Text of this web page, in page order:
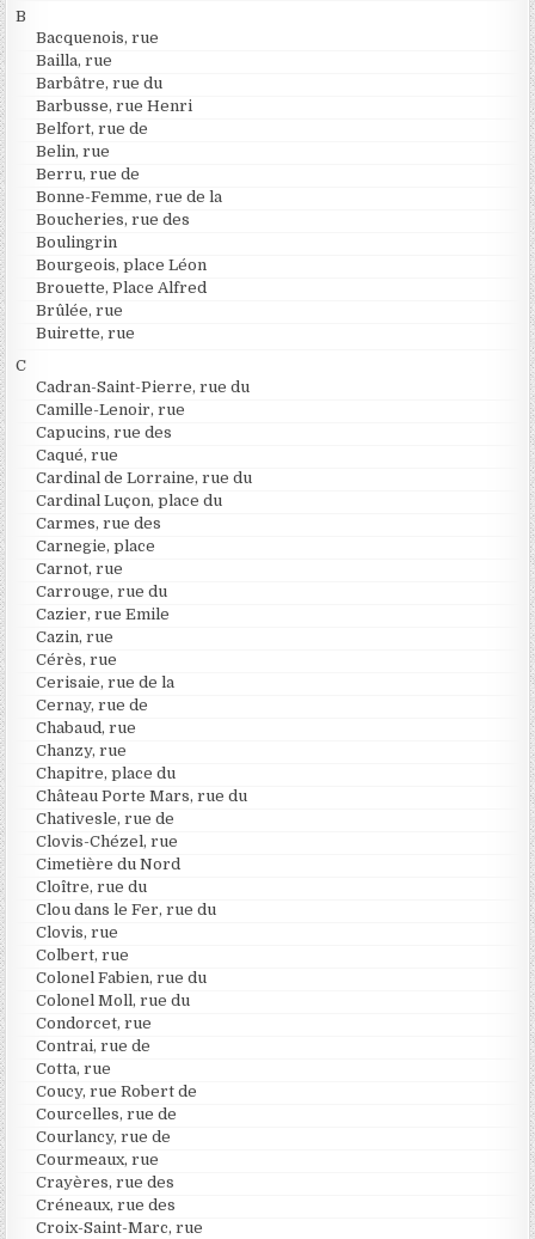
B
Bacquenois, rue
Bailla, rue
Barbâtre, rue du
Barbusse, rue Henri
Belfort, rue de
Belin, rue
Berru, rue de
Bonne-Femme, rue de la
Boucheries, rue des
Boulingrin
Bourgeois, place Léon
Brouette, Place Alfred
Brûlée, rue
Buirette, rue
C
Cadran-Saint-Pierre, rue du
Camille-Lenoir, rue
Capucins, rue des
Caqué, rue
Cardinal de Lorraine, rue du
Cardinal Luçon, place du
Carmes, rue des
Carnegie, place
Carnot, rue
Carrouge, rue du
Cazier, rue Emile
Cazin, rue
Cérès, rue
Cerisaie, rue de la
Cernay, rue de
Chabaud, rue
Chanzy, rue
Chapitre, place du
Château Porte Mars, rue du
Chativesle, rue de
Clovis-Chézel, rue
Cimetière du Nord
Cloître, rue du
Clou dans le Fer, rue du
Clovis, rue
Colbert, rue
Colonel Fabien, rue du
Colonel Moll, rue du
Condorcet, rue
Contrai, rue de
Cotta, rue
Coucy, rue Robert de
Courcelles, rue de
Courlancy, rue de
Courmeaux, rue
Crayères, rue des
Créneaux, rue des
Croix-Saint-Marc, rue